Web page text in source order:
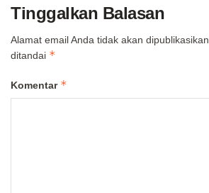
Tinggalkan Balasan
Alamat email Anda tidak akan dipublikasikan.
ditandai *
Komentar *